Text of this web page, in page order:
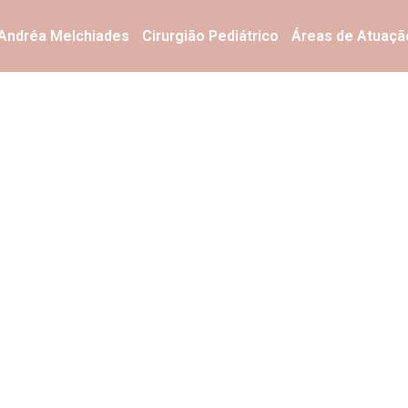
Melchiades Cirurgião Pediátrico Áreas de